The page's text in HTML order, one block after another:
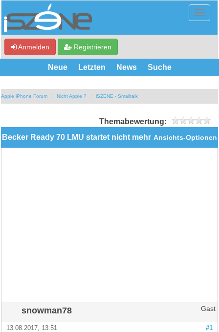
Anmelden Registrieren
Neue Letzten News Suche
Apple iPhone Forum Nicht Apple ? iSZENE - Smalltalk
Themabewertung:
Ansichts-Optionen
Becker Ready 70 LMU startet nicht mehr
snowman78 Gast
#1
13.08.2017, 13:51